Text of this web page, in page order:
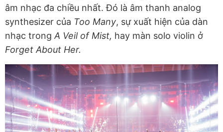
âm nhạc đa chiều nhất. Đó là âm thanh analog
synthesizer của Too Many, sự xuất hiện của dàn
nhạc trongA Veil of Mist, hay màn solo violin ở
Forget About Her.